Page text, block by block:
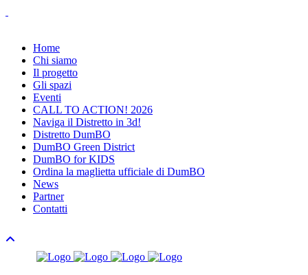
Home
Chi siamo
Il progetto
Gli spazi
Eventi
CALL TO ACTION! 2026
Naviga il Distretto in 3d!
Distretto DumBO
DumBO Green District
DumBO for KIDS
Ordina la maglietta ufficiale di DumBO
News
Partner
Contatti